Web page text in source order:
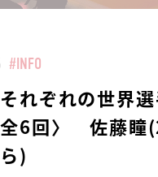
#INFO
れぞれの世界
6回〉 佐藤瞳
)